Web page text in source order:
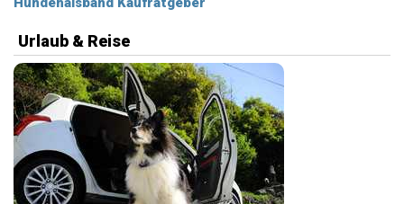
Urlaub & Reise